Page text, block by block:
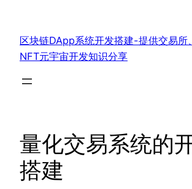
区块链DApp系统开发搭建-提供交易所
NFT元宇宙开发知识分享
量化交易系统的
搭建